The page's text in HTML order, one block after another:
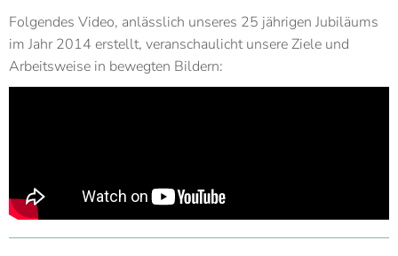
Folgendes Video, anlässlich unseres 25 jährigen Jubiläums
im Jahr 2014 erstellt, veranschaulicht unsere Ziele und
Arbeitsweise in bewegten Bildern: